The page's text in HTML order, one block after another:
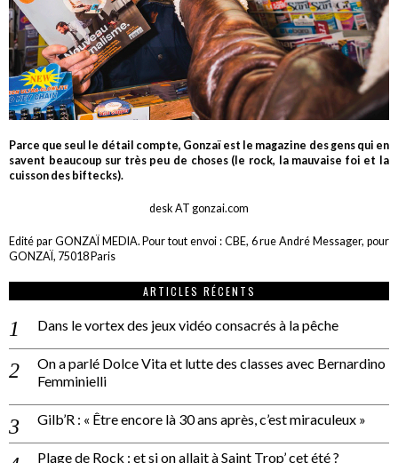
Parce que seul le détail compte, Gonzaï est le magazine des gens qui en
savent beaucoup sur très peu de choses (le rock, la mauvaise foi et la
cuisson des biftecks).
desk AT gonzai.com
Edité par GONZAÏ MEDIA. Pour tout envoi : CBE, 6 rue André Messager, pour
GONZAÏ, 75018 Paris
ARTICLES RÉCENTS
Dans le vortex des jeux vidéo consacrés à la pêche
On a parlé Dolce Vita et lutte des classes avec Bernardino
Femminielli
Gilb’R : « Être encore là 30 ans après, c’est miraculeux »
Plage de Rock : et si on allait à Saint Trop’ cet été ?